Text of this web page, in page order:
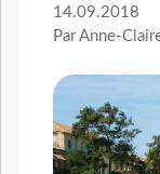
14.09.2018
Par Anne-